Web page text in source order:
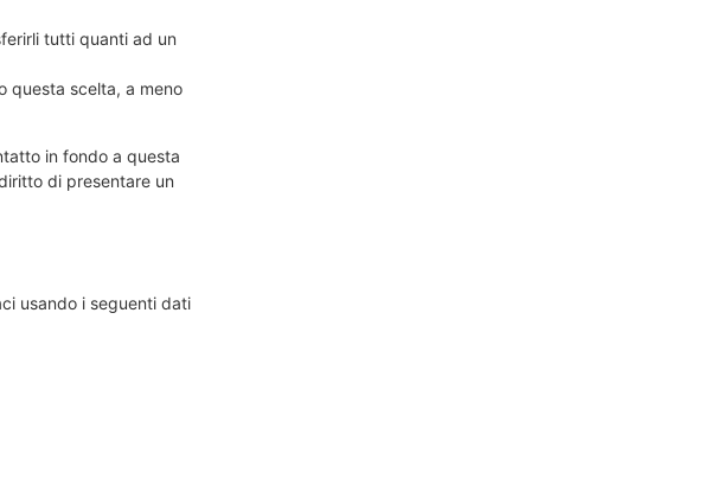
tutti quanti ad un
questa scelta, a meno
in fondo a questa
di presentare un
usando i seguenti dati